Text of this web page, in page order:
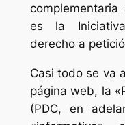
es la
derecho a
Casi todo se va
página web, la
(PDC, en